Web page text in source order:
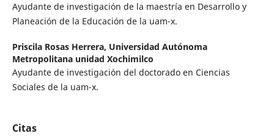
Ayudante de investigación de la maestría en Desarrollo y
Planeación de la Educación de la uam-x.
Priscila Rosas Herrera, Universidad Autónoma
Metropolitana unidad Xochimilco
Ayudante de investigación del doctorado en Ciencias
Sociales de la uam-x.
Citas